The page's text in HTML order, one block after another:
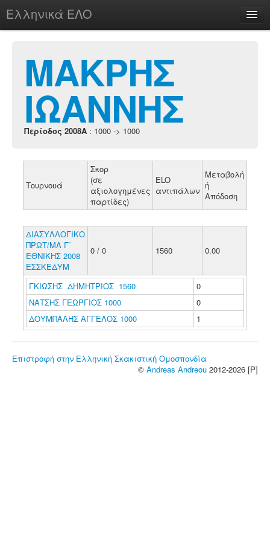
Ελληνικά ΕΛΟ
chesstu.be @ discord
Login
ΜΑΚΡΗΣ
ΙΩΑΝΝΗΣ
Περίοδος 2008A : 1000 -> 1000
Τουρνουά
Σκορ
(σε
αξιολογημένες
παρτίδες)
ELO
αντιπάλων
Μεταβολή
ή
Απόδοση
ΔΙΑΣΥΛΛΟΓΙΚΟ
ΠΡΩΤ/ΜΑ Γ΄
ΕΘΝΙΚΗΣ 2008
ΕΣΣΚΕΔΥΜ
0 / 0 1560 0.00
ΓΚΙΩΣΗΣ ΔΗΜΗΤΡΙΟΣ 1560
0
ΝΑΤΣΗΣ ΓΕΩΡΓΙΟΣ 1000
0
ΔΟΥΜΠΑΛΗΣ ΑΓΓΕΛΟΣ 1000
1
Επιστροφή στην Ελληνική Σκακιστική Ομοσπονδία
© Andreas Andreou 2012-2026 [P]